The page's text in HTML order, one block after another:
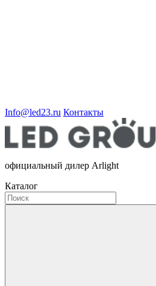
Info@led23.ru Контакты
официальный дилер Arlight
Каталог